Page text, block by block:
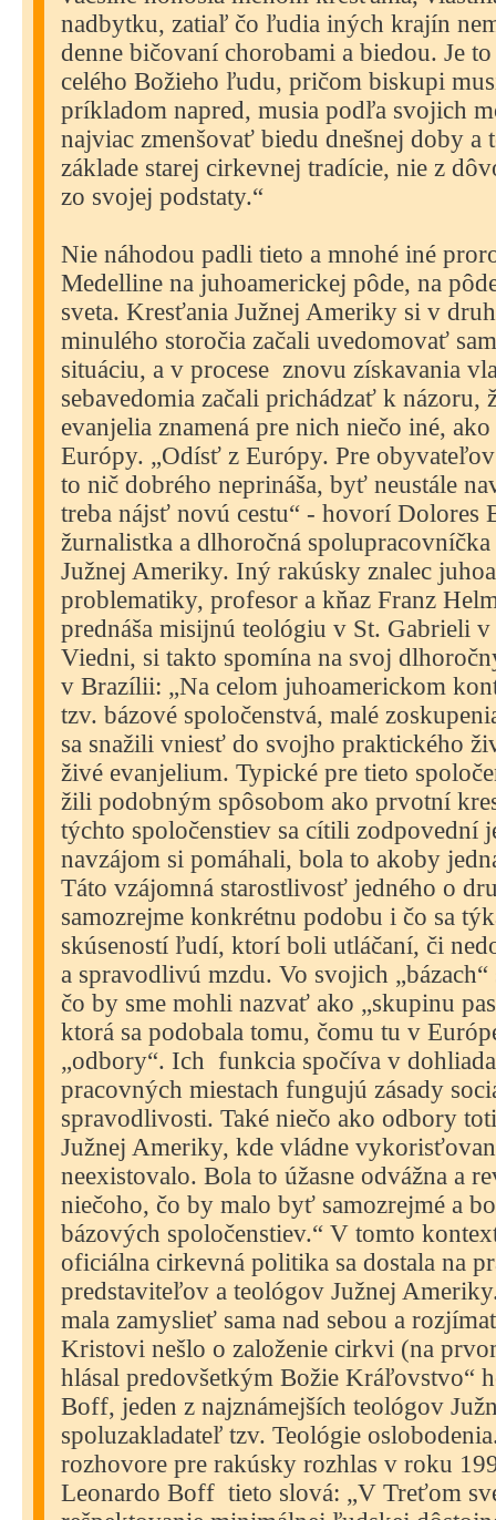
nadbytku, zatiaľ čo ľudia iných krajín
denne bičovaní chorobami a biedou. Je
celého Božieho ľudu, pričom biskupi
príkladom napred, musia podľa svojich
najviac zmenšovať biedu dnešnej doby a
základe starej cirkevnej tradície, nie z
zo svojej podstaty.“
Nie náhodou padli tieto a mnohé iné
Medelline na juhoamerickej pôde, na
sveta. Kresťania Južnej Ameriky si v
minulého storočia začali uvedomovať
situáciu, a v procese znovu získavania
sebavedomia začali prichádzať k názoru,
evanjelia znamená pre nich niečo iné,
Európy. „Odísť z Európy. Pre
to nič dobrého neprináša, byť neustále
treba nájsť novú cestu“ - hovorí Dolores
žurnalistka a dlhoročná
Južnej Ameriky. Iný rakúsky znalec
problematiky, profesor a kňaz Franz
prednáša misijnú teológiu v St. Gabrieli
Viedni, si takto spomína na svoj
v Brazílii: „Na celom juhoamerickom
tzv. bázové spoločenstvá, malé
sa snažili vniesť do svojho praktického
živé evanjelium. Typické pre tieto
žili podobným spôsobom ako prvotní
týchto spoločenstiev sa cítili zodpovední
navzájom si pomáhali, bola to akoby
Táto vzájomná starostlivosť jedného o
samozrejme konkrétnu podobu i čo sa
skúseností ľudí, ktorí boli utláčaní, či
a spravodlivú mzdu. Vo svojich
čo by sme mohli nazvať ako „skupinu
ktorá sa podobala tomu, čomu tu v
„odbory“. Ich funkcia spočíva v
pracovných miestach fungujú zásady
spravodlivosti. Také niečo ako odbory
Južnej Ameriky, kde vládne
neexistovalo. Bola to úžasne odvážna a
niečoho, čo by malo byť samozrejmé a
bázových spoločenstiev.“ V tomto
oficiálna cirkevná politika sa dostala na
predstaviteľov a teológov Južnej
mala zamyslieť sama nad sebou a
Kristovi nešlo o založenie cirkvi (na
hlásal predovšetkým Božie Kráľovstvo“
Boff, jeden z najznámejších teológov
spoluzakladateľ tzv. Teológie
rozhovore pre rakúsky rozhlas v roku
Leonardo Boff tieto slová: „V Treťom